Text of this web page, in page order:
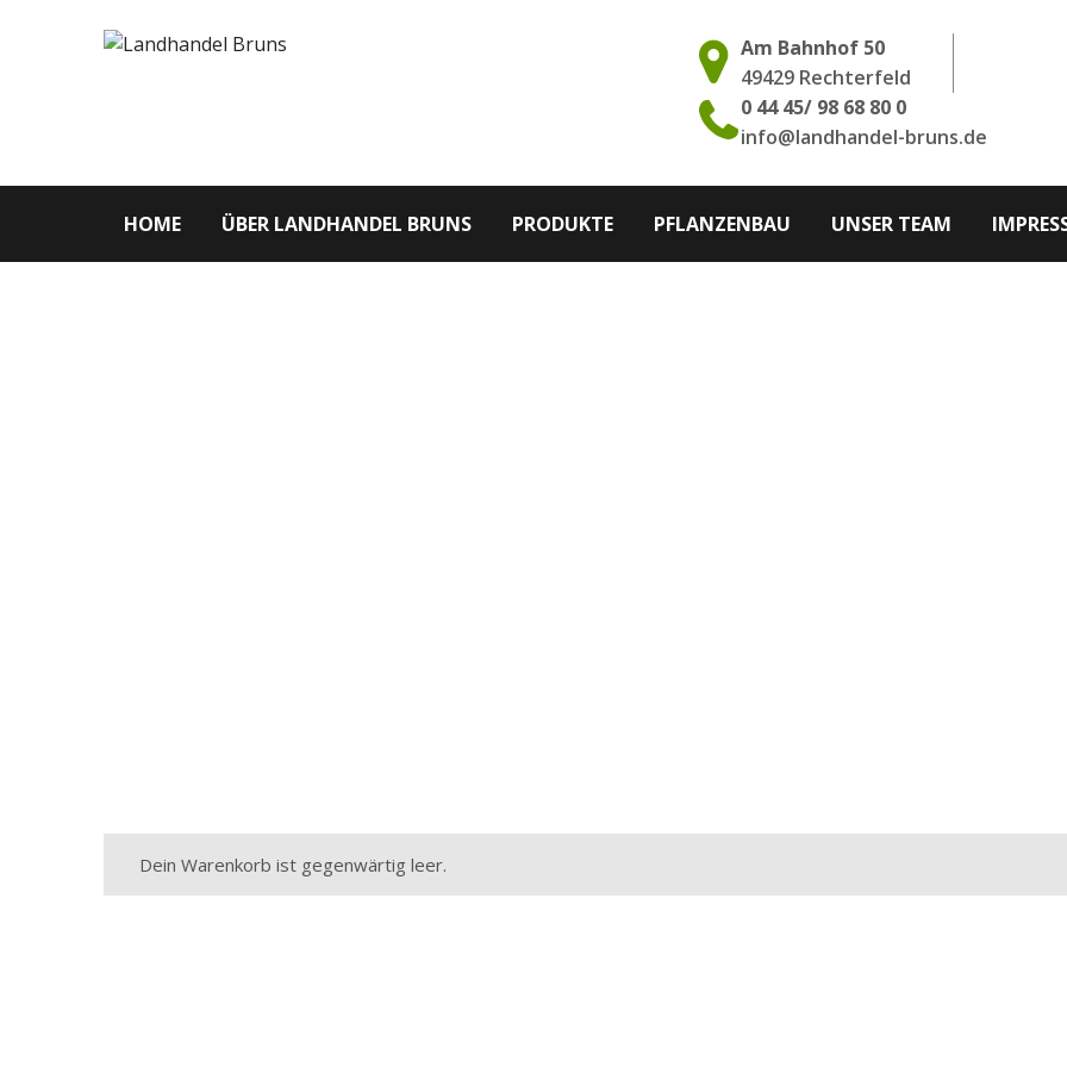
Am Bahnhof 50
49429 Rechterfeld
0 44 45/ 98 68 80 0
info@landhandel-bruns.de
HOME ÜBER LANDHANDEL BRUNS PRODUKTE PFLANZENBAU UNSER TEAM
Dein Warenkorb ist gegenwärtig leer.